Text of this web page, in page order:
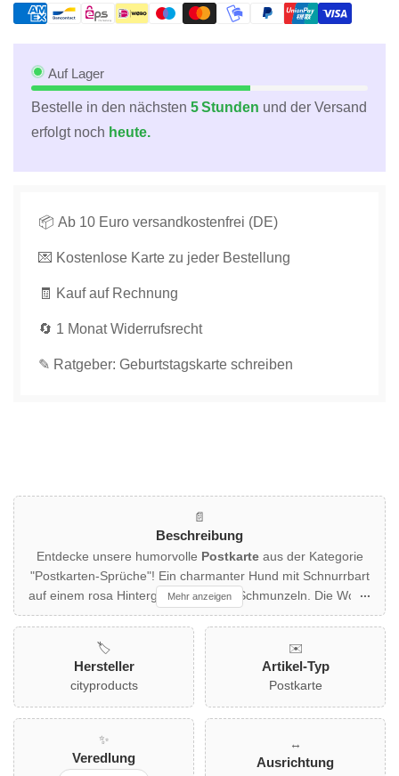
Jubiläumskarte:
mit
Schnäuzer
Hip
Hurra!
Jubiläumskarte:
mit
Schnäuzer
-
Hip
Hurra!
Auf Lager
Bestelle in den nächsten 5 Stunden und der Versand
erfolgt noch heute.
📦 Ab 10 Euro versandkostenfrei (DE)
💌 Kostenlose Karte zu jeder Bestellung
🧾 Kauf auf Rechnung
🔄 1 Monat Widerrufsrecht
✎ Ratgeber: Geburtstagskarte schreiben
📄
Beschreibung
Entdecke unsere humorvolle Postkarteaus der Kategorie
"Postkarten-Sprüche"! Ein charmanter Hund mit Schnurrbart
auf einem rosa Hintergrund sorgt für Schmunzeln. Die Worte
"HIP HIP Hurra" in glänzender Folienprägung verleihen der
Karte einen besonderen Touch. Ideal für Tierliebhaber und
Freunde des originellen Humors, die eine besondere
Botschaft versenden möchten. Perfekt für Geburtstage oder
einfach so!
Mehr anzeigen
🏷️
Hersteller
cityproducts
✉️
Artikel-Typ
Postkarte
✨
Veredlung
↔️
Ausrichtung